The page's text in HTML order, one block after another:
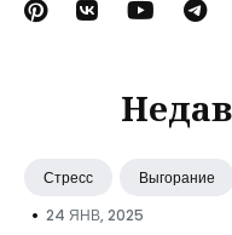
Стресс Выгорание
• 24 ЯНВ, 2025